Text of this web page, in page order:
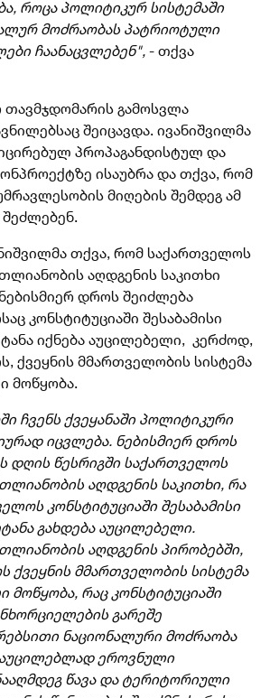
როცა პოლიტიკურ სისტემაში
მოძრაობას პატრიოტული
ჩაანაცვლებენ", - თქვა
თავმჯდომარის გამოსვლა
შეიცავდა. ივანიშვილმა
პროპაგანდისტულ და
ისაუბრა და თქვა, რომ
მიღების შემდეგ ამ
შეძლებენ.
თქვა, რომ საქართველოს
აღდგენის საკითხი
დროს შეიძლება
კონსტიტუციაში შესაბამისი
იქნება აუცილებელი, კერძოდ,
ქვეყნის მმართველობის სისტემა
მოწყობა.
ჩვენს ქვეყანაში პოლიტიკური
იცვლება. ნებისმიერ დროს
დღის წესრიგში საქართველოს
აღდგენის საკითხი, რა
კონსტიტუციაში შესაბამისი
გახდება აუცილებელი.
აღდგენის პირობებში,
ქვეყნის მმართველობის სისტემა
რაც კონსტიტუციაში
გარეშე
ნაციონალური მოძრაობა
ეროვნული
წავა და ტერიტორიული